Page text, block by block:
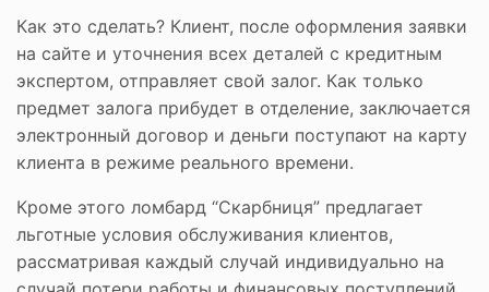
Как это сделать? Клиент, после оформления заявки
на сайте и уточнения всех деталей с кредитным
экспертом, отправляет свой залог. Как только
предмет залога прибудет в отделение, заключается
электронный договор и деньги поступают на карту
клиента в режиме реального времени.
Кроме этого ломбард “Скарбниця” предлагает
льготные условия обслуживания клиентов,
рассматривая каждый случай индивидуально на